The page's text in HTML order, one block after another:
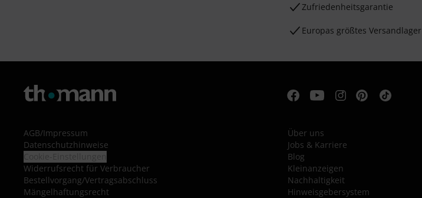
Zufriedenheitsgarantie
Europas größtes Versandlager
AGB/Impressum
Datenschutzhinweise
Widerrufsrecht für Verbraucher
Bestellvorgang/Vertragsabschluss
Mängelhaftungsrecht
Über uns
Jobs & Karriere
Blog
Kleinanzeigen
Nachhaltigkeit
Hinweisgebersystem